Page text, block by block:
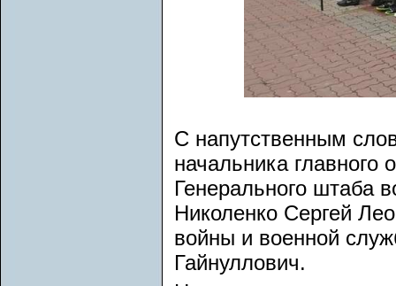
С напутственным
начальника главного
Генерального штаба
Николенко Сергей
войны и военной
Гайнуллович.